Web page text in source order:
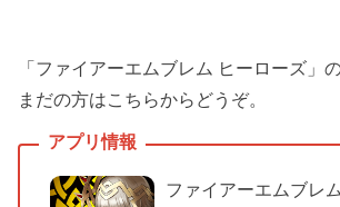
「ファイアーエムブレム ヒーローズ」
まだの方はこちらからどうぞ。
ファイアーエムブレ